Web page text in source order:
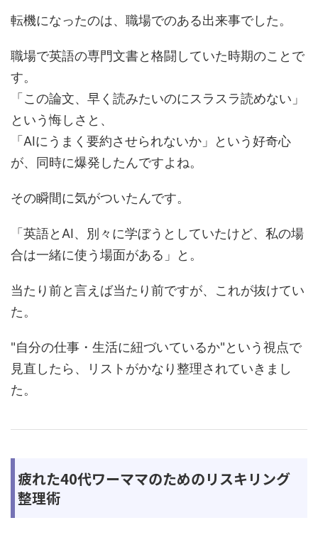
転機になったのは、職場でのある出来事でした。
職場で英語の専門文書と格闘していた時期のことで
す。
「この論文、早く読みたいのにスラスラ読めない」
という悔しさと、
「AIにうまく要約させられないか」という好奇心
が、同時に爆発したんですよね。
その瞬間に気がついたんです。
「英語とAI、別々に学ぼうとしていたけど、私の場
合は一緒に使う場面がある」と。
当たり前と言えば当たり前ですが、これが抜けてい
た。
"自分の仕事・生活に紐づいているか"という視点で
見直したら、リストがかなり整理されていきまし
た。
疲れた40代ワーママのためのリスキリング
整理術